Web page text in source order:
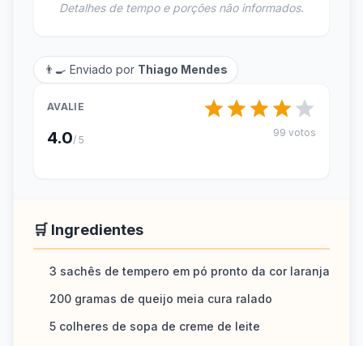
Detalhes de tempo e porções não informados.
👨‍🍳 Enviado por Thiago Mendes
AVALIE
4.0/ 5
99 votos
🛒 Ingredientes
3 sachês de tempero em pó pronto da cor laranja
200 gramas de queijo meia cura ralado
5 colheres de sopa de creme de leite